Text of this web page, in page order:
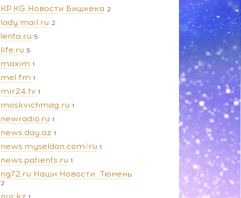
KP.KG Новости Бишкека 2
lady.mail.ru 2
lenta.ru 5
life.ru 5
maxim 1
mel.fm 1
mir24.tv 1
moskvichmag.ru 1
newradio.ru 1
news.day.az 1
news.myseldon.com/ru 1
news.patients.ru 1
ng72.ru Наши Новости. Тюмень
2
nur.kz